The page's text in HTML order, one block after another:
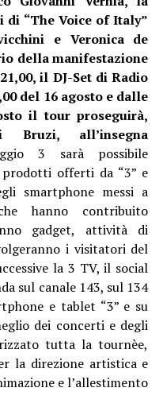
di “The Voice of Italy”
e Veronica de
della manifestazione
il DJ-Set di Radio
del 16 agosto e dalle
il tour proseguirà,
all’insegna
3 sarà possibile
offerti da “3” e
smartphone messi a
hanno contribuito
gadget, attività di
i visitatori del
la 3 TV, il social
sul canale 143, sul 134
e tablet “3” e su
dei concerti e degli
tutta la tournèe,
la direzione artistica e
e l’allestimento